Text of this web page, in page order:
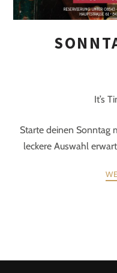
It’s
Starte deinen Sonntag
leckere Auswahl